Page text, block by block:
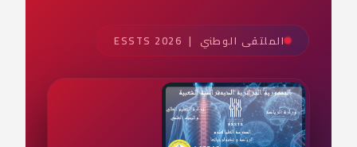
الملتقى الوطني | ESSTS 2026